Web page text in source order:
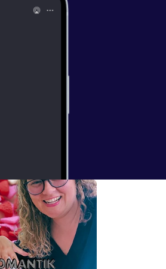
her- nu
til det også.
vi